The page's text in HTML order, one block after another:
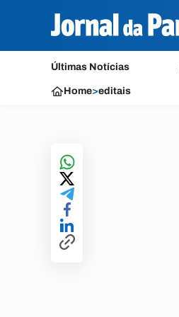
Últimas Notícias
Home>editais